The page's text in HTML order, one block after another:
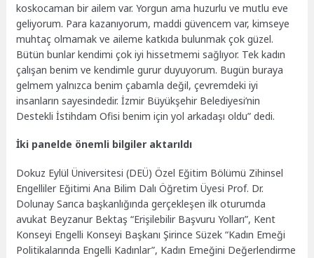
koskocaman bir ailem var. Yorgun ama huzurlu ve mutlu eve
geliyorum. Para kazanıyorum, maddi güvencem var, kimseye
muhtaç olmamak ve aileme katkıda bulunmak çok güzel.
Bütün bunlar kendimi çok iyi hissetmemi sağlıyor. Tek kadın
çalışan benim ve kendimle gurur duyuyorum. Bugün buraya
gelmem yalnızca benim çabamla değil, çevremdeki iyi
insanların sayesindedir. İzmir Büyükşehir Belediyesi’nin
Destekli İstihdam Ofisi benim için yol arkadaşı oldu” dedi.
İki panelde önemli bilgiler aktarıldı
Dokuz Eylül Üniversitesi (DEÜ) Özel Eğitim Bölümü Zihinsel
Engelliler Eğitimi Ana Bilim Dalı Öğretim Üyesi Prof. Dr.
Dolunay Sarıca başkanlığında gerçekleşen ilk oturumda
avukat Beyzanur Bektaş “Erişilebilir Başvuru Yolları”, Kent
Konseyi Engelli Konseyi Başkanı Şirince Süzek “Kadın Emeği
Politikalarında Engelli Kadınlar”, Kadın Emeğini Değerlendirme